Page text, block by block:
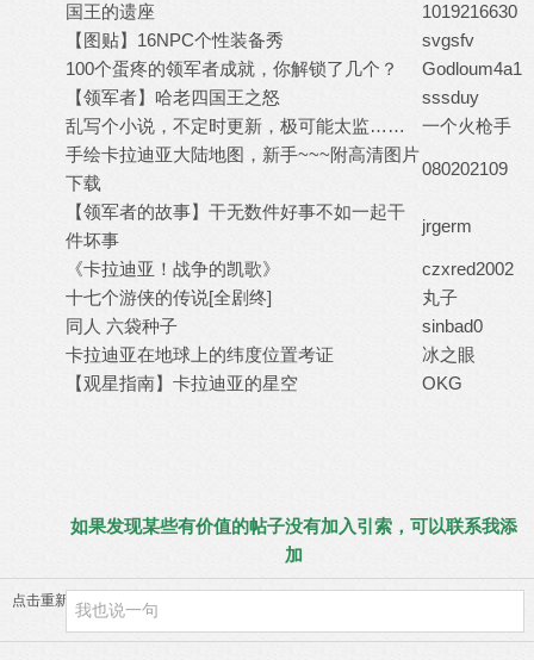
国王的遗座
1019216630
【图贴】16NPC个性装备秀
svgsfv
100个蛋疼的领军者成就，你解锁了几个？
Godloum4a1
【领军者】哈老四国王之怒
sssduy
乱写个小说，不定时更新，极可能太监……
一个火枪手
手绘卡拉迪亚大陆地图，新手~~~附高清图片
下载
080202109
【领军者的故事】干无数件好事不如一起干
件坏事
jrgerm
《卡拉迪亚！战争的凯歌》
czxred2002
十七个游侠的传说[全剧终]
丸子
同人 六袋种子
sinbad0
卡拉迪亚在地球上的纬度位置考证
冰之眼
【观星指南】卡拉迪亚的星空
OKG
如果发现某些有价值的帖子没有加入引索，可以联系我添
加
点击重新加载